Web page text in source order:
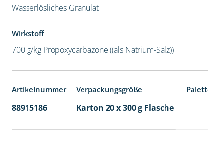
Wasserlösliches Granulat
Wirkstoff
700 g/kg Propoxycarbazone ((als Natrium-Salz))
Artikelnummer Verpackungsgröße
88915186 Karton 20 x 300 g Flasche